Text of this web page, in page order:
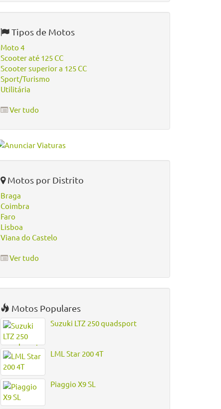
Tipos de Motos
Moto 4
Scooter até 125 CC
Scooter superior a 125 CC
Sport/Turismo
Utilitária
Ver tudo
Motos por Distrito
Braga
Coimbra
Faro
Lisboa
Viana do Castelo
Ver tudo
Motos Populares
Suzuki LTZ 250 quadsport
LML Star 200 4T
Piaggio X9 SL